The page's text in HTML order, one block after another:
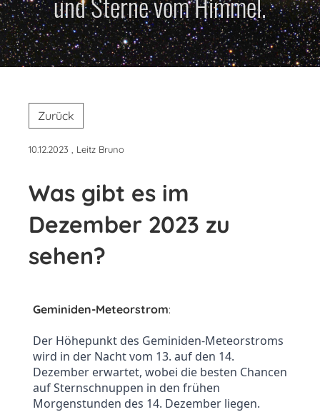
Zurück
10.12.2023 , Leitz Bruno
Was gibt es im
Dezember 2023 zu
sehen?
Geminiden-Meteorstrom:
Der Höhepunkt des Geminiden-Meteorstroms
wird in der Nacht vom 13. auf den 14.
Dezember erwartet, wobei die besten Chancen
auf Sternschnuppen in den frühen
Morgenstunden des 14. Dezember liegen.